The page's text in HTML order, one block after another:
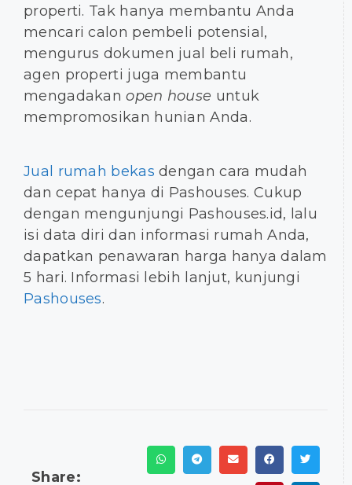
properti. Tak hanya membantu Anda
mencari calon pembeli potensial,
mengurus dokumen jual beli rumah,
agen properti juga membantu
mengadakanopen house untuk
mempromosikan hunian Anda.
Jual rumah bekas dengan cara mudah
dan cepat hanya di Pashouses. Cukup
dengan mengunjungi Pashouses.id, lalu
isi data diri dan informasi rumah Anda,
dapatkan penawaran harga hanya dalam
5 hari. Informasi lebih lanjut, kunjungi
Pashouses.
Share: